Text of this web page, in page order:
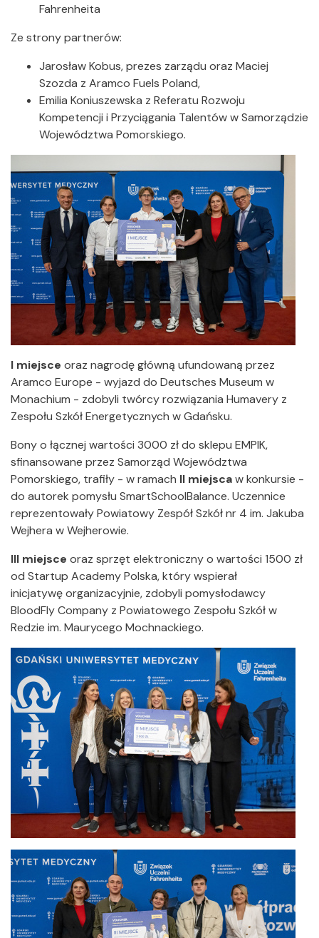
Fahrenheita
Ze strony partnerów:
Jarosław Kobus, prezes zarządu oraz Maciej
Szozda z Aramco Fuels Poland,
Emilia Koniuszewska z Referatu Rozwoju
Kompetencji i Przyciągania Talentów w Samorządzie
Województwa Pomorskiego.
I miejsce oraz nagrodę główną ufundowaną przez
Aramco Europe - wyjazd do Deutsches Museum w
Monachium - zdobyli twórcy rozwiązania Humavery z
Zespołu Szkół Energetycznych w Gdańsku.
Bony o łącznej wartości 3000 zł do sklepu EMPIK,
sfinansowane przez Samorząd Województwa
Pomorskiego, trafiły - w ramach II miejscaw konkursie -
do autorek pomysłu SmartSchoolBalance. Uczennice
reprezentowały Powiatowy Zespół Szkół nr 4 im. Jakuba
Wejhera w Wejherowie.
III miejsce oraz sprzęt elektroniczny o wartości 1500 zł
od Startup Academy Polska, który wspierał
inicjatywę organizacyjnie, zdobyli pomysłodawcy
BloodFly Company z Powiatowego Zespołu Szkół w
Redzie im. Maurycego Mochnackiego.